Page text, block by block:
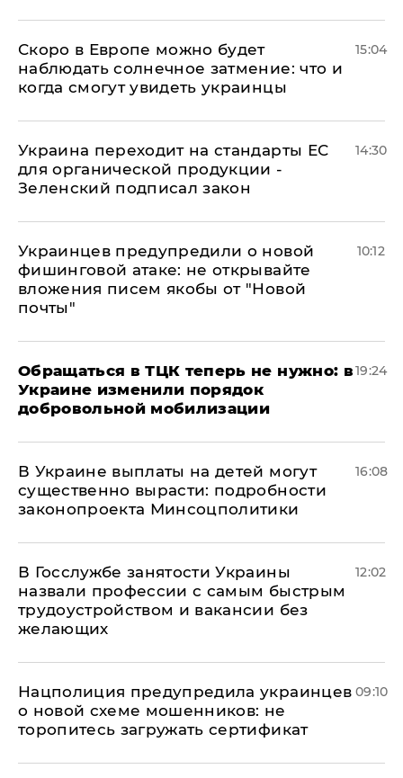
Скоро в Европе можно будет
наблюдать солнечное затмение: что и
когда смогут увидеть украинцы
15:04
Украина переходит на стандарты ЕС
для органической продукции -
Зеленский подписал закон
14:30
Украинцев предупредили о новой
фишинговой атаке: не открывайте
вложения писем якобы от "Новой
почты"
10:12
Обращаться в ТЦК теперь не нужно: в
Украине изменили порядок
добровольной мобилизации
19:24
В Украине выплаты на детей могут
существенно вырасти: подробности
законопроекта Минсоцполитики
16:08
В Госслужбе занятости Украины
назвали профессии с самым быстрым
трудоустройством и вакансии без
желающих
12:02
Нацполиция предупредила украинцев
о новой схеме мошенников: не
торопитесь загружать сертификат
09:10